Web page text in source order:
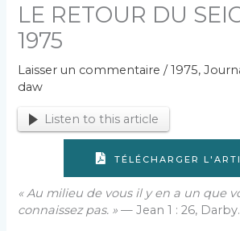
LE RETOUR DU
1975
Laisser un commentaire /1975,
daw
Listen to this article
TÉLÉCHARGER
« Au milieu de vous il y en a un que
connaissez pas. » — Jean 1 : 26, Darby.